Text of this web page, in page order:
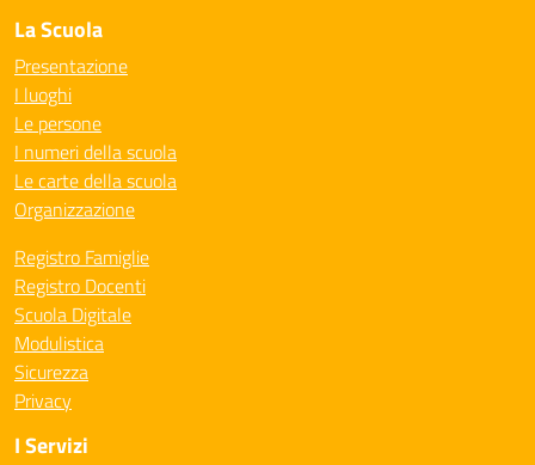
La Scuola
Presentazione
I luoghi
Le persone
I numeri della scuola
Le carte della scuola
Organizzazione
Registro Famiglie
Registro Docenti
Scuola Digitale
Modulistica
Sicurezza
Privacy
I Servizi